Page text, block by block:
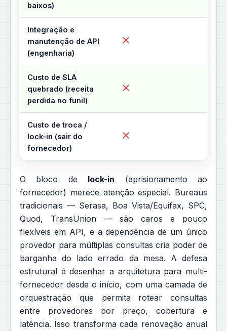
baixos)
Integração e
manutenção de API
(engenharia)
Custo de SLA
quebrado (receita
perdida no funil)
Custo de troca /
lock-in (sair do
fornecedor)
O bloco de lock-in (aprisionamento ao
fornecedor) merece atenção especial. Bureaus
tradicionais — Serasa, Boa Vista/Equifax, SPC,
Quod, TransUnion — são caros e pouco
flexíveis em API, e a dependência de um único
provedor para múltiplas consultas cria poder de
barganha do lado errado da mesa. A defesa
estrutural é desenhar a arquitetura para multi-
fornecedor desde o início, com uma camada de
orquestração que permita rotear consultas
entre provedores por preço, cobertura e
latência. Isso transforma cada renovação anual